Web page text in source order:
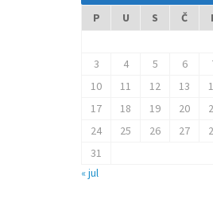
P U S Č
3
4 5 6
10
11 12 13
17
18 19 20
24
25 26 27
31
« jul